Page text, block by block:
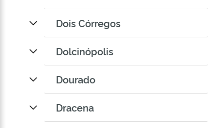
Dois Córregos
Dolcinópolis
Dourado
Dracena